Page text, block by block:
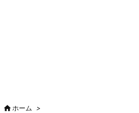
ホーム >